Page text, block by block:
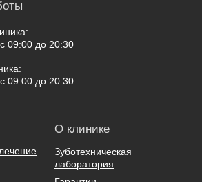
09:00 до 20:30
09:00 до 20:30
Зуботехническая
лаборатория
О клинике